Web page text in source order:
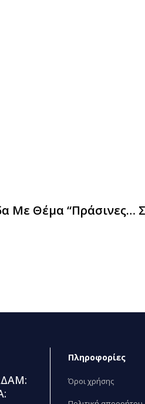
Διαδικτυακή Ενημερωτική Ημερίδα Με Θέμα “Πράσινες Δημόσιες Συμβάσεις Στον Τομέα Της Υγείας”
Πληροφορίες
Όροι χρήσης